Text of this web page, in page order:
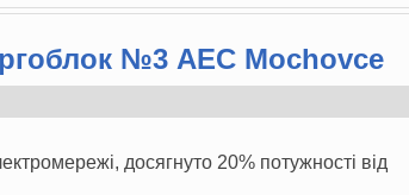
№3 АЕС Mochovce
досягнуто 20% потужності від